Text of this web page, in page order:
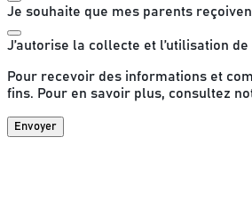
Je souhaite que mes parents
J’autorise la collecte et l’utilisation
Pour recevoir des informations et
fins. Pour en savoir plus, consultez
Envoyer